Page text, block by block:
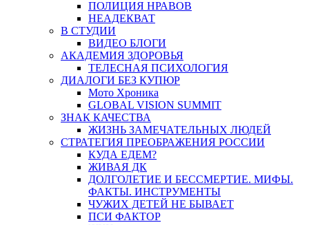
ПОЛИЦИЯ НРАВОВ
НЕАДЕКВАТ
В СТУДИИ
ВИДЕО БЛОГИ
АКАДЕМИЯ ЗДОРОВЬЯ
ТЕЛЕСНАЯ ПСИХОЛОГИЯ
ДИАЛОГИ БЕЗ КУПЮР
Мото Хроника
GLOBAL VISION SUMMIT
ЗНАК КАЧЕСТВА
ЖИЗНЬ ЗАМЕЧАТЕЛЬНЫХ ЛЮДЕЙ
СТРАТЕГИЯ ПРЕОБРАЖЕНИЯ РОССИИ
КУДА ЕДЕМ?
ЖИВАЯ ДК
ДОЛГОЛЕТИЕ И БЕССМЕРТИЕ. МИФЫ.
ФАКТЫ. ИНСТРУМЕНТЫ
ЧУЖИХ ДЕТЕЙ НЕ БЫВАЕТ
ПСИ ФАКТОР